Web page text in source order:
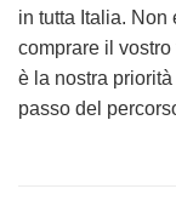
in tutta Italia. Non
comprare il
è la nostra
passo del